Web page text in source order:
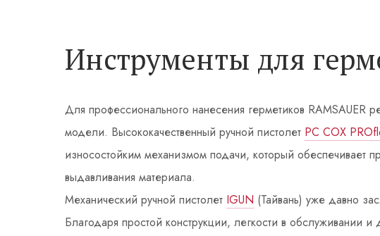
Инструменты для
Для профессионального нанесения герметиков RAMSAUER
модели. Высококачественный ручной пистолет РС СОХ
износостойким механизмом подачи, который обеспечивает
выдавливания материала.
Механический ручной пистолет IGUN (Тайвань) уже давно
Благодаря простой конструкции, легкости в обслуживании